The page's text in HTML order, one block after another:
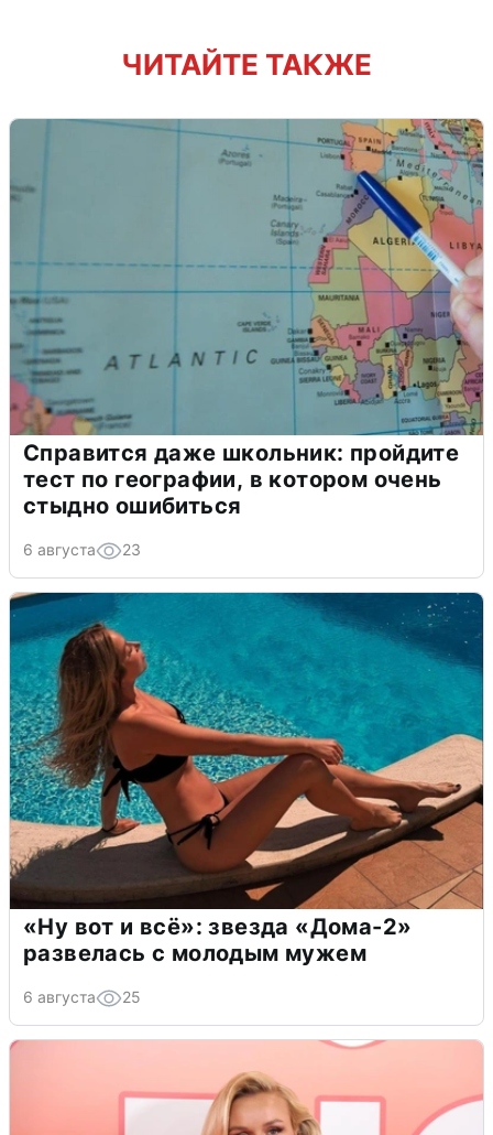
ЧИТАЙТЕ ТАКЖЕ
Справится даже школьник: пройдите
тест по географии, в котором очень
стыдно ошибиться
6 августа 23
«Ну вот и всё»: звезда «Дома-2»
развелась с молодым мужем
6 августа 25